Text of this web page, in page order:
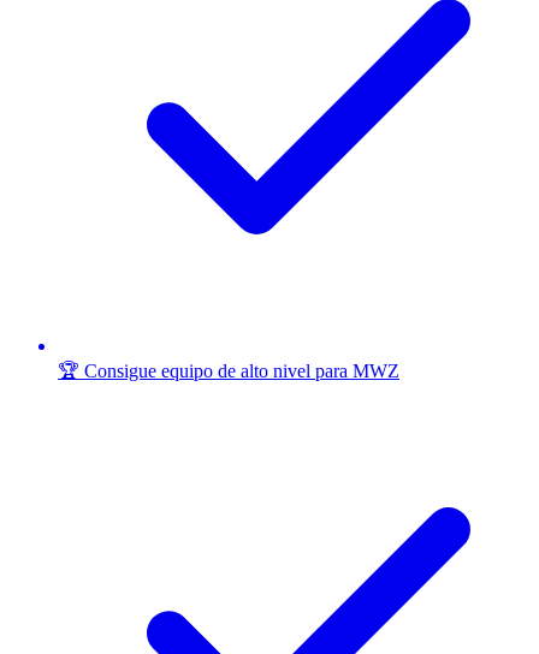
🏆 Consigue equipo de alto nivel para MWZ